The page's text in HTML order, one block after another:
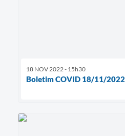
18 NOV 2022 - 15h30
Boletim COVID 18/11/2022